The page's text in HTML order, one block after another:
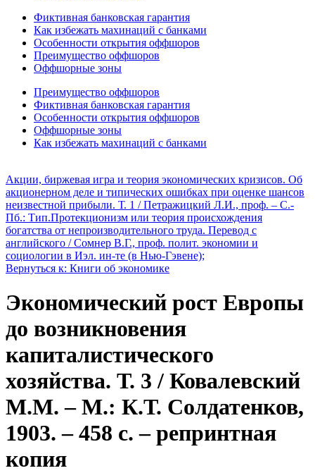
Фиктивная банковская гарантия
Как избежать махинаций с банками
Особенности открытия оффшоров
Преимущество оффшоров
Оффшорные зоны
Преимущество оффшоров
Фиктивная банковская гарантия
Особенности открытия оффшоров
Оффшорные зоны
Как избежать махинаций с банками
Акции, биржевая игра и теория экономических кризисов. Об
акционерном деле и типических ошибках при оценке шансов
неизвестной прибыли. Т. 1 / Петражицкий Л.И., проф. – С.-
Пб.: Тип.Протекционизм или теория происхождения
богатства от непроизводительного труда. Перевод с
английского / Сомнер В.Г., проф. полит. экономии и
социологии в Иэл. ин-те (в Нью-Гэвене);
Вернуться к: Книги об экономике
Экономический рост Европы
до возникновения
капиталистического
хозяйства. Т. 3 / Ковалевский
М.М. – М.: К.Т. Солдатенков,
1903. – 458 c. – репринтная
копия